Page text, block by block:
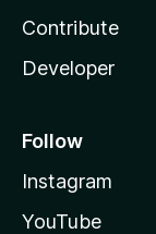
Contribute
Developer
Follow
Instagram
YouTube